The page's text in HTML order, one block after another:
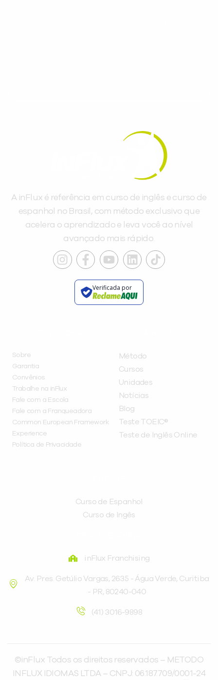
A inFlux é referência em curso de inglês e curso de
espanhol no Brasil, com método exclusivo que
acelera o aprendizado e leva você ao nível
avançado mais rápido.
Verificada por
Sobre
Garantia
Convênios
Trabalhe na inFlux
Fale com a Escola
Fale com a Franqueadora
Common European Framework
Experience
Política de Privacidade
Método
Cursos
Unidades
Notícias
Blog
Teste TOEIC®
Teste de Inglês Online
Curso de Espanhol
Curso de Ingês
inFlux Franchising
Av. Pres. Getúlio Vargas, 2635 - Água Verde, Curitiba
- PR, 80240-040
(41) 3016-9898
©inFlux Todos os direitos reservados – METODO
INFLUX IDIOMAS LTDA – CNPJ: 06.187.709/0001-24